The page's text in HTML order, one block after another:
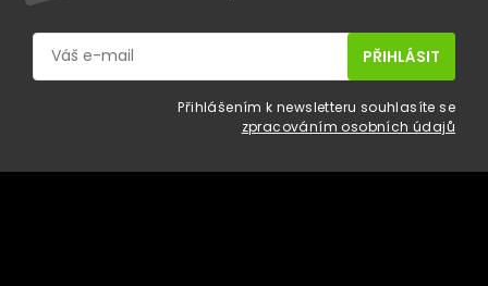
Přihlášením k newsletteru souhlasíte se
zpracováním osobních údajů
Z